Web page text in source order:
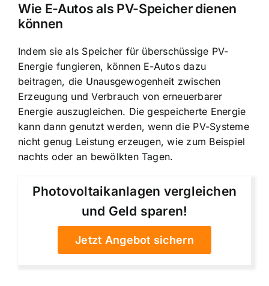
Wie E-Autos als PV-Speicher dienen
können
Indem sie als Speicher für überschüssige PV-
Energie fungieren, können E-Autos dazu
beitragen, die Unausgewogenheit zwischen
Erzeugung und Verbrauch von erneuerbarer
Energie auszugleichen. Die gespeicherte Energie
kann dann genutzt werden, wenn die PV-Systeme
nicht genug Leistung erzeugen, wie zum Beispiel
nachts oder an bewölkten Tagen.
Photovoltaikanlagen vergleichen
und Geld sparen!
Jetzt Angebot sichern